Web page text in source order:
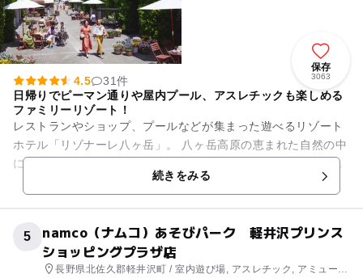
保存
3063
4.5
31件
日帰りでピーマン通りや屋内プール、アスレチックも楽しめる
ファミリーリゾート！
レストランやショップ、プールなどが集まった遊べるリゾート
ホテル「リゾナーレ八ヶ岳」。 八ヶ岳高原の恵まれた自然の中
にヨーロッパのような街並みを再現、優雅な空間でレジャーや
ショッピングが楽しめま...続きをみる
5
namco（ナムコ）あそびパーク 軽井沢プリンス
ショッピングプラザ店
長野県北佐久郡軽井沢町 / 室内遊び場, アスレチック, アミューズ